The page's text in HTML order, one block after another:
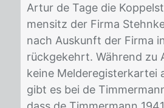
Ar­tur de Tage die
men­sitz der Fir­ma
nach Aus­kunft der Fir­ma
rück­ge­kehrt. Wäh­rend zu
kei­ne Mel­de­re­gis­ter­kar­tei
gibt es bei de